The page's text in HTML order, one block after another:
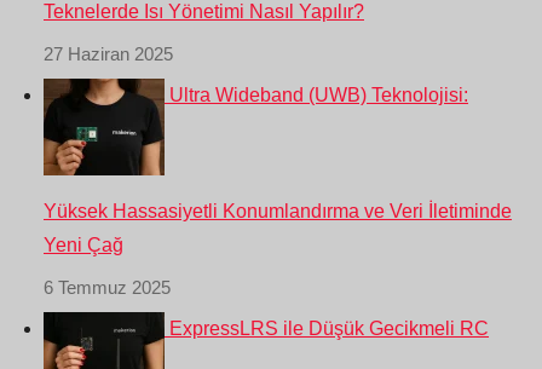
Teknelerde Isı Yönetimi Nasıl Yapılır?
27 Haziran 2025
Ultra Wideband (UWB) Teknolojisi:
Yüksek Hassasiyetli Konumlandırma ve Veri İletiminde
Yeni Çağ
6 Temmuz 2025
ExpressLRS ile Düşük Gecikmeli RC